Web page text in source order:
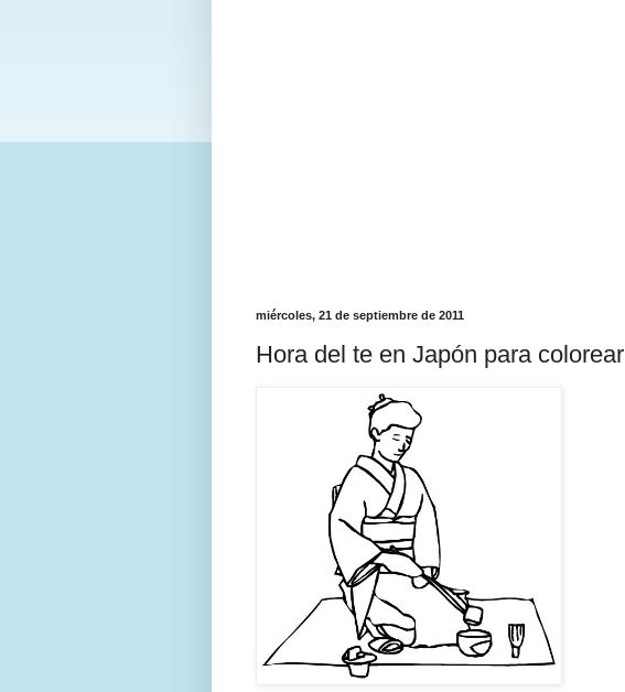
miércoles, 21 de septiembre de 2011
Hora del te en Japón para colorear